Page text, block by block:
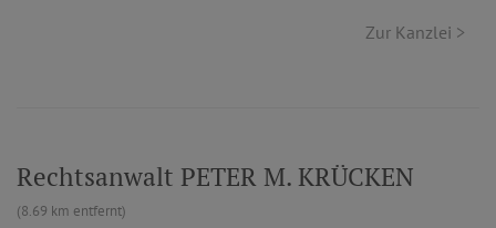
Zur Kanzlei >
Rechtsanwalt PETER M. KRÜCKEN
(8.69 km entfernt)